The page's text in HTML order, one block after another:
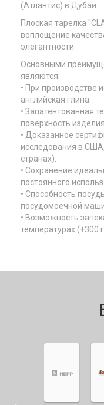
(Атлантис) в Дубаи.
Плоская тарелка
воплощение
элегантности.
Основными
являются:
• При производстве
английская глина.
• Запатентованная
поверхность
• Доказанное
исследования в
странах).
• Сохранение
постоянного
• Способность
посудомоечной
• Возможность
температурах (+300